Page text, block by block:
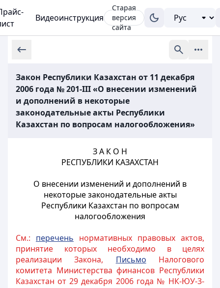
Видеоинструкция
Старая
версия
сайта
Закон Республики Казахстан от 11 декабря
2006 года № 201-III «О внесении изменений
и дополнений в некоторые
законодательные акты Республики
Казахстан по вопросам налогообложения»
З А К О Н
РЕСПУБЛИКИ КАЗАХСТАН
О внесении изменений и дополнений в
некоторые законодательные акты
Республики Казахстан по вопросам
налогообложения
См.: перечень нормативных правовых актов,
принятие которых необходимо в целях
реализации Закона, Письмо Налогового
комитета Министерства финансов Республики
Казахстан от 29 декабря 2006 года № НК-ЮУ-3-